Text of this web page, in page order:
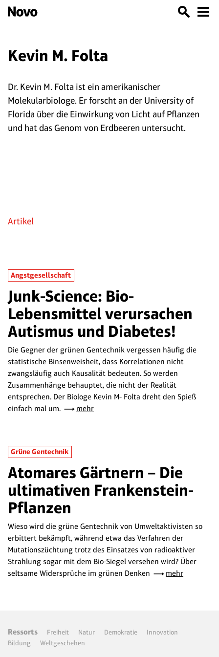
Kevin M. Folta
Dr. Kevin M. Folta ist ein amerikanischer
Molekularbiologe. Er forscht an der University of
Florida über die Einwirkung von Licht auf Pflanzen
und hat das Genom von Erdbeeren untersucht.
Artikel
Angstgesellschaft
Junk-Science: Bio-
Lebensmittel verursachen
Autismus und Diabetes!
Die Gegner der grünen Gentechnik vergessen häufig die
statistische Binsenweisheit, dass Korrelationen nicht
zwangsläufig auch Kausalität bedeuten. So werden
Zusammenhänge behauptet, die nicht der Realität
entsprechen. Der Biologe Kevin M- Folta dreht den Spieß
einfach mal um.
mehr
Grüne Gentechnik
Atomares Gärtnern – Die
ultimativen Frankenstein-
Pflanzen
Wieso wird die grüne Gentechnik von Umweltaktivisten so
erbittert bekämpft, während etwa das Verfahren der
Mutationszüchtung trotz des Einsatzes von radioaktiver
Strahlung sogar mit dem Bio-Siegel versehen wird? Über
seltsame Widersprüche im grünen Denken
mehr
Ressorts Freiheit Natur Demokratie
Innovation
Bildung
Weltgeschehen